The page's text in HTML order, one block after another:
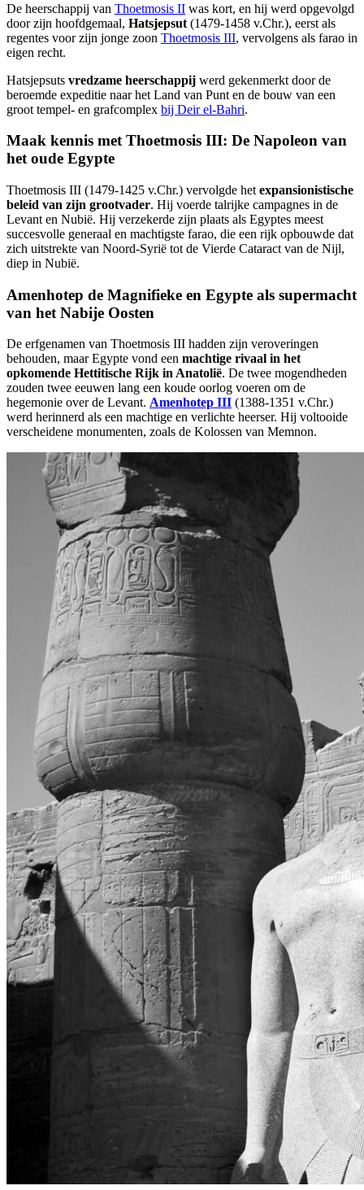
De heerschappij van Thoetmosis II was kort, en hij werd opgevolgd
door zijn hoofdgemaal, Hatsjepsut (1479-1458 v.Chr.), eerst als
regentes voor zijn jonge zoon Thoetmosis III, vervolgens als farao in
eigen recht.
Hatsjepsuts vredzame heerschappij werd gekenmerkt door de
beroemde expeditie naar het Land van Punt en de bouw van een
groot tempel- en grafcomplex bij Deir el-Bahri.
Maak kennis met Thoetmosis III: De Napoleon van
het oude Egypte
Thoetmosis III (1479-1425 v.Chr.) vervolgde het expansionistische
beleid van zijn grootvader. Hij voerde talrijke campagnes in de
Levant en Nubië. Hij verzekerde zijn plaats als Egyptes meest
succesvolle generaal en machtigste farao, die een rijk opbouwde dat
zich uitstrekte van Noord-Syrië tot de Vierde Cataract van de Nijl,
diep in Nubië.
Amenhotep de Magnifieke en Egypte als supermacht
van het Nabije Oosten
De erfgenamen van Thoetmosis III hadden zijn veroveringen
behouden, maar Egypte vond een machtige rivaal in het
opkomende Hettitische Rijk in Anatolië. De twee mogendheden
zouden twee eeuwen lang een koude oorlog voeren om de
hegemonie over de Levant. Amenhotep III (1388-1351 v.Chr.)
werd herinnerd als een machtige en verlichte heerser. Hij voltooide
verscheidene monumenten, zoals de Kolossen van Memnon.